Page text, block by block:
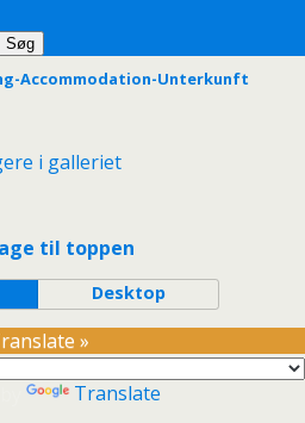
Accommodation-Unterkunft
i galleriet
til toppen
Desktop
»
Translate